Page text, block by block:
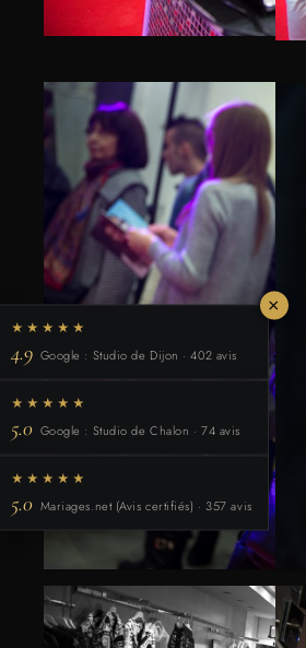
×
★★★★★
4.9 Google : Studio de Dijon · 402 avis
★★★★★
5.0 Google : Studio de Chalon · 74 avis
★★★★★
5.0 Mariages.net (Avis certifiés) · 357 avis